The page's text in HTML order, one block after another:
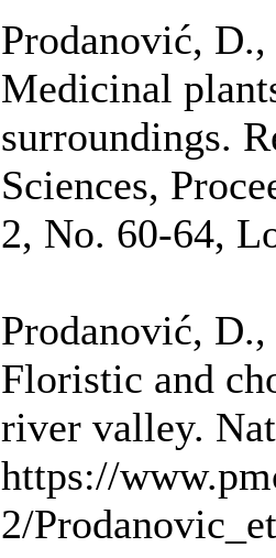
Prodanović,
Medicinal
surroundings.
Sciences,
2, No. 60-64,
Prodanović,
Floristic and
river valley.
https://
2/